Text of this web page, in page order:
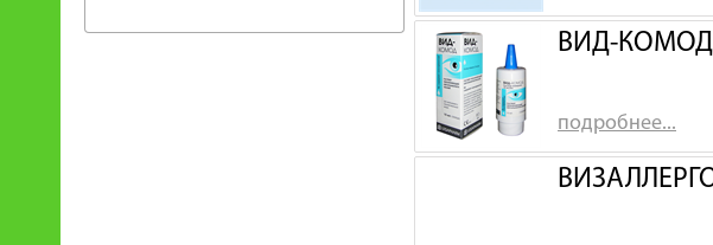
ВИД-
подробнее...